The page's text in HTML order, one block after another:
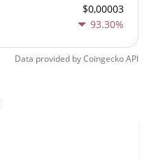
$0,00003
93.30%
Data provided byCoingeckoAPI